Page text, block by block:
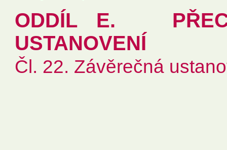
ODDÍL E.
USTANOVENÍ
Čl. 22. Závěrečná